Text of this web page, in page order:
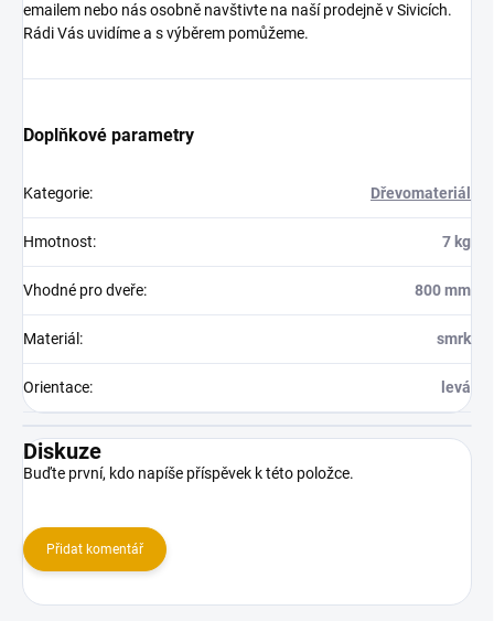
emailem nebo nás osobně navštivte na naší prodejně v Sivicích.
Rádi Vás uvidíme a s výběrem pomůžeme.
Doplňkové parametry
Kategorie: Dřevomateriál
Hmotnost: 7 kg
Vhodné pro dveře: 800 mm
Materiál : smrk
Orientace: levá
Diskuze
Buďte první, kdo napíše příspěvek k této položce.
Přidat komentář